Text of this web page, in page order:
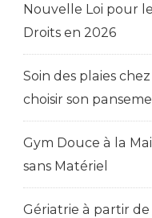
Nouvelle Loi pour
Droits en 2026
Soin des plaies
choisir son
Gym Douce à la
sans Matériel
Gériatrie à partir